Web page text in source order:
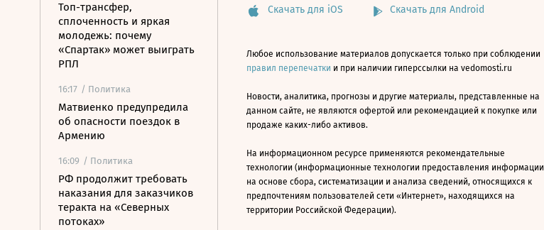
Топ-трансфер,
сплоченность и яркая
молодежь: почему
«Спартак» может выиграть
РПЛ
16:17 / Политика
Матвиенко предупредила
об опасности поездок в
Армению
16:09 / Политика
РФ продолжит требовать
наказания для заказчиков
теракта на «Северных
потоках»
Скачать для iOS Скачать для Android
Любое использование материалов допускается только при соблюдении
правил перепечатки и при наличии гиперссылки на vedomosti.ru
Новости, аналитика, прогнозы и другие материалы, представленные на
данном сайте, не являются офертой или рекомендацией к покупке или
продаже каких-либо активов.
На информационном ресурсе применяются рекомендательные
технологии (информационные технологии предоставления информации
на основе сбора, систематизации и анализа сведений, относящихся к
предпочтениям пользователей сети «Интернет», находящихся на
территории Российской Федерации).